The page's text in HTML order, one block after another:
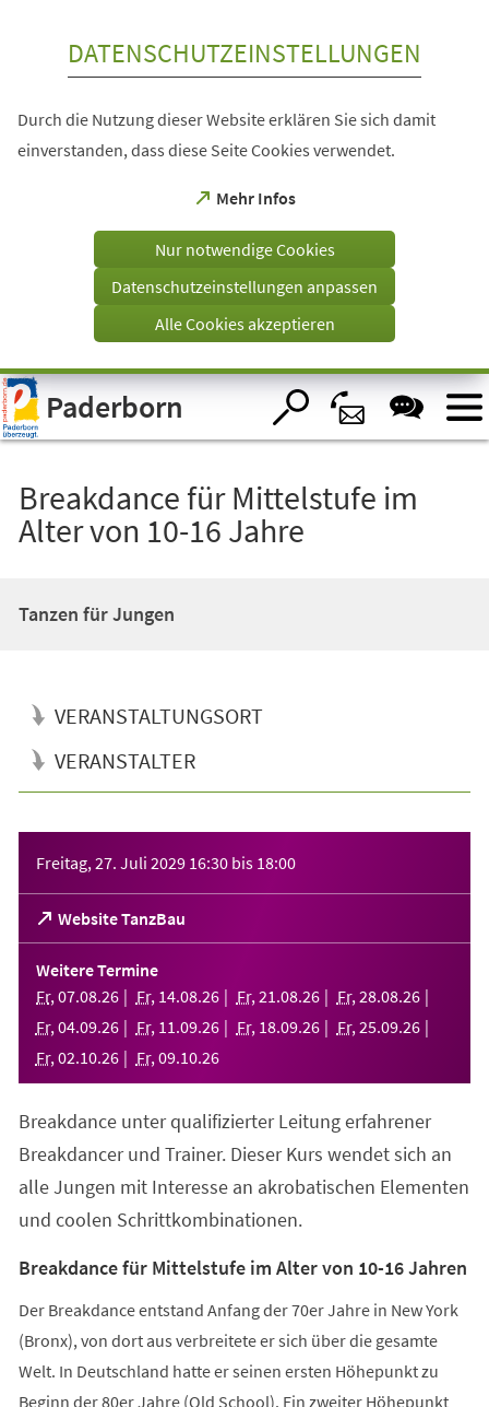
Visuelle
Assistenzsoftware
öffnen.
DATENSCHUTZEINSTELLUNGEN
Durch die Nutzung dieser Website erklären Sie sich damit
einverstanden, dass diese Seite Cookies verwendet.
Mehr Infos
(Öffnet
einem
Tab)
Nur notwendige Cookies
Datenschutzeinstellungen anpassen
Alle Cookies akzeptieren
Paderborn
Breakdance für Mittelstufe im
Alter von 10-16 Jahre
Tanzen für Jungen
VERANSTALTUNGSORT
VERANSTALTER
Freitag, 27. Juli 2029 16:30 bis 18:00
Website TanzBau
(Öffnet
in
einem
neuen
Tab)
Weitere Termine
Fr, 07.08.26 Fr, 14.08.26 Fr, 21 .08.26 Fr, 28.08.26
Fr, 04.09.26 Fr, 11 .09.26 Fr, 18.09.26 Fr, 25.09.26
Fr, 02.10.26 Fr, 09.10.26
Breakdance unter qualifizierter Leitung erfahrener
Breakdancer und Trainer. Dieser Kurs wendet sich an
alle Jungen mit Interesse an akrobatischen Elementen
und coolen Schrittkombinationen.
Breakdance für Mittelstufe im Alter von 10-16 Jahren
Der Breakdance entstand Anfang der 70er Jahre in New York
(Bronx), von dort aus verbreitete er sich über die gesamte
Welt. In Deutschland hatte er seinen ersten Höhepunkt zu
Beginn der 80er Jahre (Old School). Ein zweiter Höhepunkt